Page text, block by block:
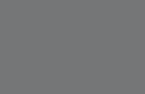
τα καλύτερα σημεία